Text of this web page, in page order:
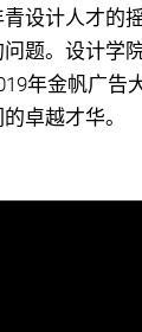
设计人才的
题。设计学
年金帆广告
卓越才华。